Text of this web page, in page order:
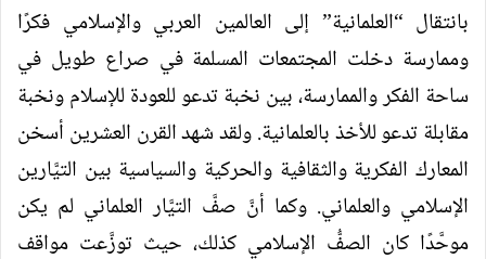
بانتقال “العلمانية” إلى العالمين العربي والإسلامي فكرًا
وممارسة دخلت المجتمعات المسلمة في صراع طويل في
ساحة الفكر والممارسة، بين نخبة تدعو للعودة للإسلام ونخبة
مقابلة تدعو للأخذ بالعلمانية. ولقد شهد القرن العشرين أسخن
المعارك الفكرية والثقافية والحركية والسياسية بين التيَّارين
الإسلامي والعلماني. وكما أنَّ صفَّ التيَّار العلماني لم يكن
موحَّدًا كان الصفُّ الإسلامي كذلك، حيث توزَّعت مواقف